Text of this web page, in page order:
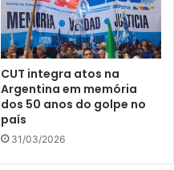
CUT integra atos na
Argentina em memória
dos 50 anos do golpe no
país
31/03/2026